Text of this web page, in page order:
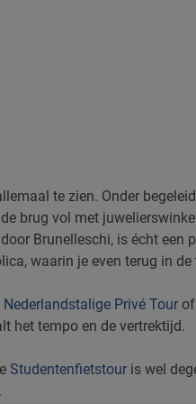
te zien. Onder
brug vol met
Brunelleschi, is écht een
waarin je even terug in
Nederlandstalige Privé Tour of
het tempo en de vertrektijd.
Studentenfietstour is wel